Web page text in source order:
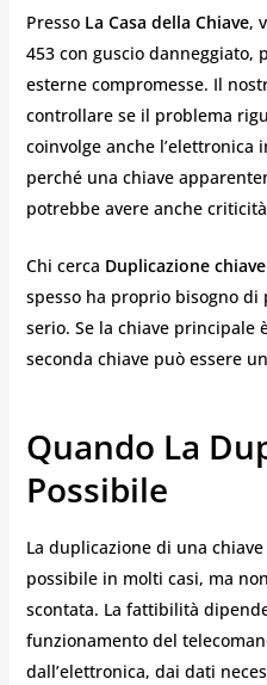
Presso La Casa della Chiave,
453 con guscio
esterne compromesse. Il
controllare se il problema
coinvolge anche
perché una chiave
potrebbe avere anche
Chi cerca Duplicazione
spesso ha proprio bisogno
serio. Se la chiave principale
seconda chiave può essere
Quando La
Possibile
La duplicazione di una
possibile in molti casi, ma
scontata. La fattibilità
funzionamento del
dall’elettronica, dai dati